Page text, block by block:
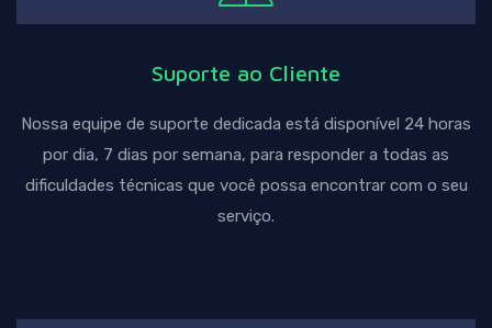
Suporte ao Cliente
Nossa equipe de suporte dedicada está disponível 24 horas
por dia, 7 dias por semana, para responder a todas as
dificuldades técnicas que você possa encontrar com o seu
serviço.